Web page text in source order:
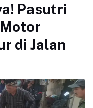
Pasutri
di Jalan